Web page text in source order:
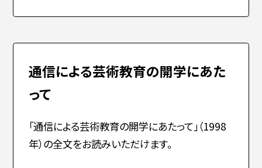
通信による芸術教育の開学にあた
って
「通信による芸術教育の開学にあたって」（1998
年）の全文をお読みいただけます。